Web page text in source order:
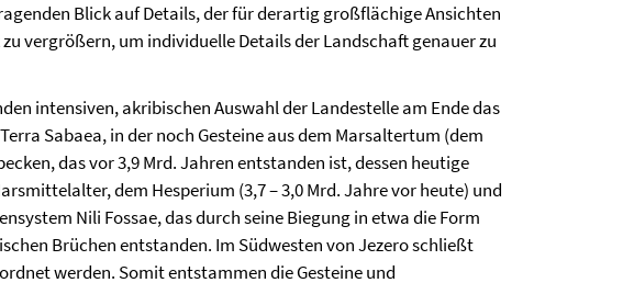
Blick auf Details, der für derartig großflächige Ansichten
vergrößern, um individuelle Details der Landschaft genauer zu
intensiven, akribischen Auswahl der Landestelle am Ende das
Sabaea, in der noch Gesteine aus dem Marsaltertum (dem
das vor 3,9 Mrd. Jahren entstanden ist, dessen heutige
dem Hesperium (3,7 – 3,0 Mrd. Jahre vor heute) und
Nili Fossae, das durch seine Biegung in etwa die Form
Brüchen entstanden. Im Südwesten von Jezero schließt
werden. Somit entstammen die Gesteine und